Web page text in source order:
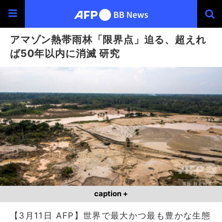
アマゾン熱帯雨林「限界点」迫る、超えれ
ば50年以内に消滅 研究
caption +
【3月11日 AFP】世界で最大かつ最も豊かな生態